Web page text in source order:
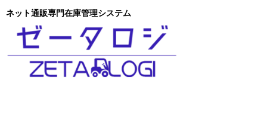
ネット通販専門在庫管理システム